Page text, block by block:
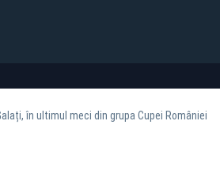
în ultimul meci din grupa Cupei României